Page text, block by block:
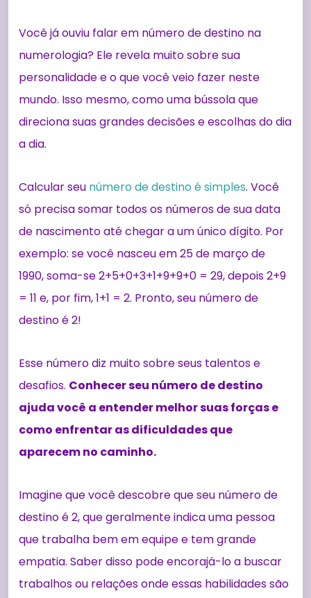
Você já ouviu falar em número de destino na
numerologia? Ele revela muito sobre sua
personalidade e o que você veio fazer neste
mundo. Isso mesmo, como uma bússola que
direciona suas grandes decisões e escolhas do dia
a dia.
Calcular seu número de destino é simples. Você
só precisa somar todos os números de sua data
de nascimento até chegar a um único dígito. Por
exemplo: se você nasceu em 25 de março de
1990, soma-se 2+5+0+3+1+9+9+0 = 29, depois 2+9
= 11 e, por fim, 1+1 = 2. Pronto, seu número de
destino é 2!
Esse número diz muito sobre seus talentos e
desafios. Conhecer seu número de destino
ajuda você a entender melhor suas forças e
como enfrentar as dificuldades que
aparecem no caminho.
Imagine que você descobre que seu número de
destino é 2, que geralmente indica uma pessoa
que trabalha bem em equipe e tem grande
empatia. Saber disso pode encorajá-lo a buscar
trabalhos ou relações onde essas habilidades são